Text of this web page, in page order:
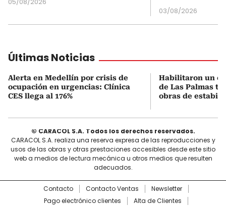
03/08/2026
Últimas Noticias
Alerta en Medellín por crisis de
ocupación en urgencias: Clínica
CES llega al 176%
Habilitaron un
de Las Palmas
obras de
© CARACOL S.A. Todos los derechos reservados.
CARACOL S.A. realiza una reserva expresa de las reproducciones y
usos de las obras y otras prestaciones accesibles desde este sitio
web a medios de lectura mecánica u otros medios que resulten
adecuados.
Contacto Contacto Ventas
Newsletter
Pago electrónico clientes
Alta de Clientes